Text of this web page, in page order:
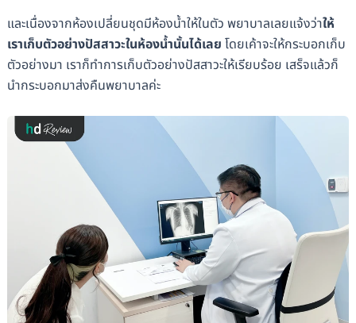
และเนื่องจากห้องเปลี่ยนชุดมีห้องน้ำให้ในตัว พยาบาลเลยแจ้งว่าให้
เราเก็บตัวอย่างปัสสาวะในห้องน้ำนั้นได้เลย โดยเค้าจะให้กระบอกเก็บ
ตัวอย่างมา เราก็ทำการเก็บตัวอย่างปัสสาวะให้เรียบร้อย เสร็จแล้วก็
นำกระบอกมาส่งคืนพยาบาลค่ะ